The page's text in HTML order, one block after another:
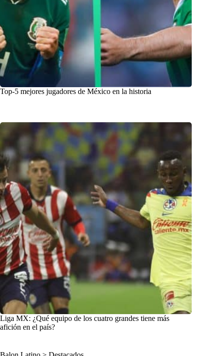
Top-5 mejores jugadores de México en la historia
Liga MX: ¿Qué equipo de los cuatro grandes tiene más
afición en el país?